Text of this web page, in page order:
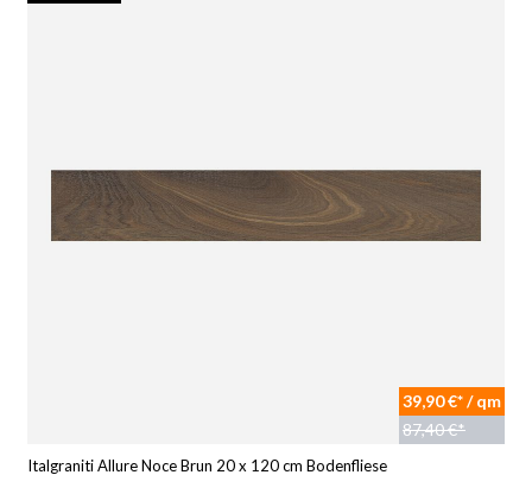
39,90 €* / qm
87,40 €*
Italgraniti Allure Noce Brun 20 x 120 cm Bodenfliese